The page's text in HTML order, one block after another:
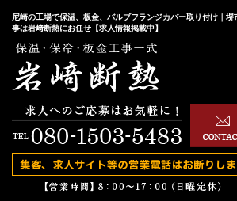
尼崎の工場で保温、板金、バルブフランジカバー取り付け｜堺
事は岩﨑断熱にお任せ【求人情報掲載中】